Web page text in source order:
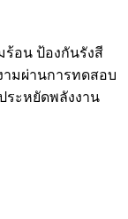
อน ป้องกันรังสี
ามผ่านการทดสอบ
ระหยัดพลังงาน